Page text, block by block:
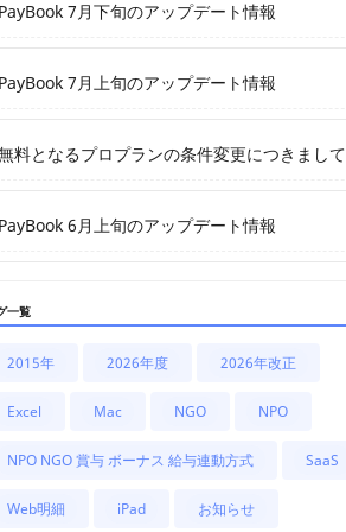
7月下旬のアップデート情報
7月上旬のアップデート情報
料となるプロプランの条件変更につきまして
6月上旬のアップデート情報
一覧
2015年 2026年度 2026年改正
Excel Mac NGO NPO
NPO NGO 賞与 ボーナス 給与連動方式 SaaS
Web明細 iPad お知らせ